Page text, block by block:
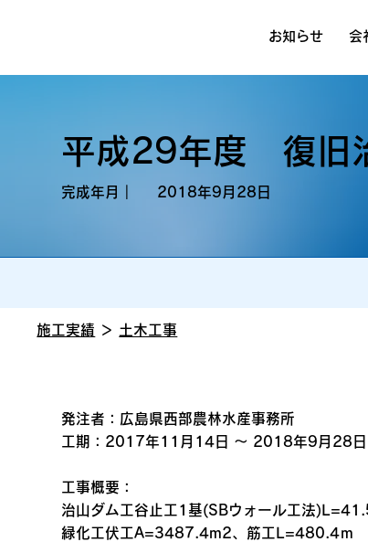
お知らせ 会
平成29年度 復旧
完成年月｜ 2018年9月28日
施工実績 ＞ 土木工事
発注者：広島県西部農林水産事務所
工期：2017年11月14日 ～ 2018年9月28日
工事概要：
治山ダム工谷止工1基(SBウォール工法
緑化工伏工A=3487.4m2、筋工L=480.4ｍ